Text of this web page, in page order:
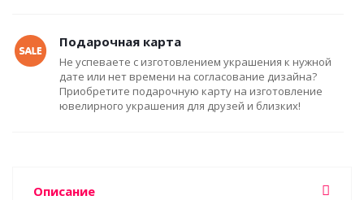
Подарочная карта
Не успеваете с изготовлением украшения к нужной
дате или нет времени на согласование дизайна?
Приобретите подарочную карту на изготовление
ювелирного украшения для друзей и близких!
Описание